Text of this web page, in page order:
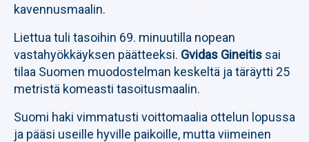
kavennusmaalin.
Liettua tuli tasoihin 69. minuutilla nopean
vastahyökkäyksen päätteeksi. Gvidas Gineitis sai
tilaa Suomen muodostelman keskeltä ja täräytti 25
metristä komeasti tasoitusmaalin.
Suomi haki vimmatusti voittomaalia ottelun lopussa
ja pääsi useille hyville paikoille, mutta viimeinen